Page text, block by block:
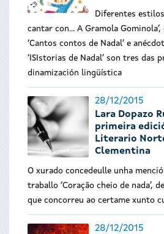
Diferentes
cantar con… A Gramola
‘Cantos contos de Nadal’ e
‘ISIstorias de Nadal’ son tres das
dinamización lingüística
28/12/2015
Lara Dopazo
primeira
Literario
Clementina
O xurado concedeulle unha
traballo ‘Coração cheio de nada’,
que concorreu ao certame xunto
28/12/2015